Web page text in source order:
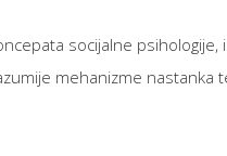
socijalne psihologije,
mehanizme nastanka